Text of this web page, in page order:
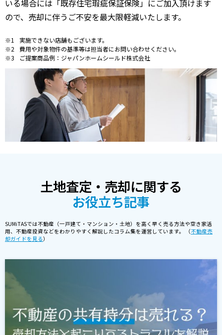
いる場合には「既存住宅瑕疵保証保険」にご加入頂けます
ので、売却に伴うご不安を最大限軽減いたします。
実施できない店舗もございます。
費用や対象物件の基準等は担当者にお問い合わせください。
ご提案商品例：ジャパンホームシールド株式会社
土地査定・売却に関する
お役立ち記事
SUMiTASでは不動産（一戸建て・マンション・土地）を高く早く売る方法や空き家活
用、不動産投資などをわかりやすく解説したコラム集を運営しています。 （不動産売
却ガイドを見る）